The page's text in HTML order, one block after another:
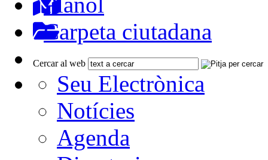
Carpeta ciutadana
Cercar al web
Seu Electrònica
Notícies
Agenda